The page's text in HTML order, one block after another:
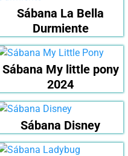
Sábana La Bella
Durmiente
Sábana My little pony
2024
Sábana Disney